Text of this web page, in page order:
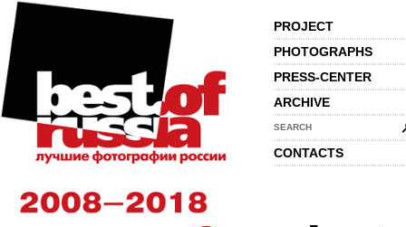
PROJECT
PHOTOGRAPHS
PRESS-CENTER
ARCHIVE
SEARCH
CONTACTS